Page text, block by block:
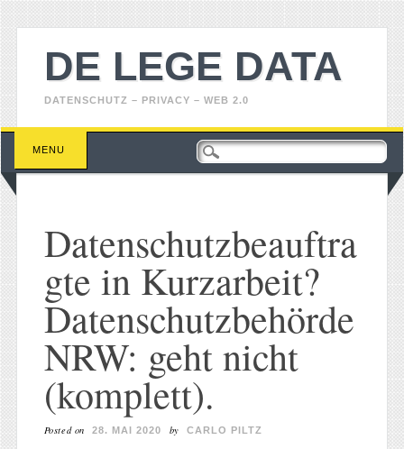
DE LEGE DATA
DATENSCHUTZ – PRIVACY – WEB 2.0
Main menu
Skip
content
MENU
Datenschutzbeauftra
gte in Kurzarbeit?
Datenschutzbehörde
NRW: geht nicht
(komplett).
Posted on 28. MAI 2020 by CARLO PILTZ